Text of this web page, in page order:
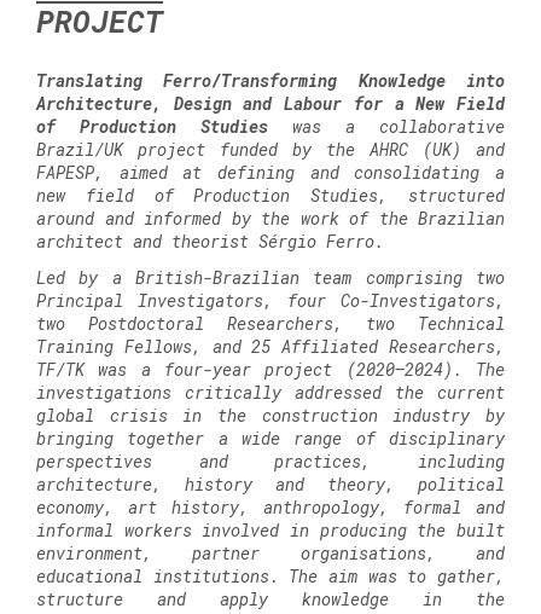
PROJECT
Translating Ferro/Transforming Knowledge into
Architecture, Design and Labour for a New Field
of Production Studies was a collaborative
Brazil/UK project funded by the AHRC (UK) and
FAPESP, aimed at defining and consolidating a
new field of Production Studies, structured
around and informed by the work of the Brazilian
architect and theorist Sérgio Ferro.
Led by a British-Brazilian team comprising two
Principal Investigators, four Co-Investigators,
two Postdoctoral Researchers, two Technical
Training Fellows, and 25 Affiliated Researchers,
TF/TK was a four-year project (2020–2024). The
investigations critically addressed the current
global crisis in the construction industry by
bringing together a wide range of disciplinary
perspectives and practices, including
architecture, history and theory, political
economy, art history, anthropology, formal and
informal workers involved in producing the built
environment, partner organisations, and
educational institutions. The aim was to gather,
structure and apply knowledge in the